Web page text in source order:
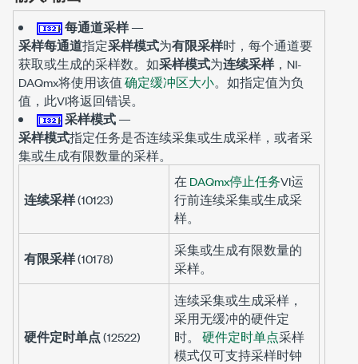
每通道采样—
采样每通道指定采样模式为有限采样时，每个通道要
获取或生成的采样数。如采样模式为连续采样，NI-
DAQmx将使用该值确定缓冲区大小。如指定值为负
值，此VI将返回错误。
采样模式—
采样模式指定任务是否连续采集或生成采样，或者采
集或生成有限数量的采样。
连续采样(10123)
在 DAQmx停止任务VI运
行前连续采集或生成采
样。
有限采样(10178)
采集或生成有限数量的
采样。
硬件定时单点(12522)
连续采集或生成采样，
采用无缓冲的硬件定
时。
硬件定时单点采样
模式仅可支持采样时钟